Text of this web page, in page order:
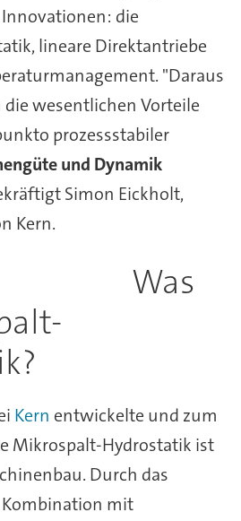
die
lineare Direktantriebe
"Daraus
wesentlichen Vorteile
prozessstabiler
und Dynamik
Simon Eickholt,
Kern.
Was
Kern entwickelte und zum
Mikrospalt-Hydrostatik ist
Durch das
mit